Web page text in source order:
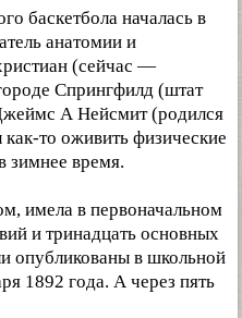
баскетбола началась в
анатомии и
(сейчас —
Спрингфилд (штат
А Нейсмит (родился
то оживить физические
зимнее время.
имела в первоначальном
и тринадцать основных
опубликованы в школьной
1892 года. А через пять